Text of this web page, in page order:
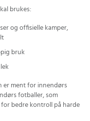
brukes:
og offisielle kamper,
bruk
er ment for innendørs
fotballer, som
bedre kontroll på harde